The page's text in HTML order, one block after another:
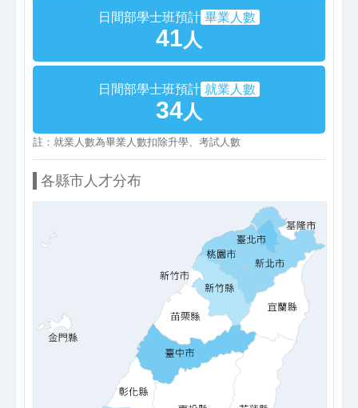
日間部學士班預計 畢業人數
41人
日間部學士班預計 就業人數
34人
註：就業人數為畢業人數扣除升學、考試人數
各縣市人才分布